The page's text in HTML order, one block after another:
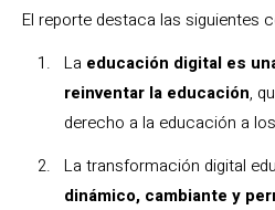
El reporte destaca las siguientes
La educación digital es
reinventar la educación,
derecho a la educación a
La transformación digital
dinámico, cambiante y